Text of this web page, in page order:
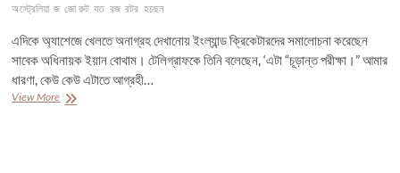
অস্ট্রেলিয়া জ জো রুট যত রজ রটর হচছন
এদিকে অ্যাশেজে খেলতে অনাগ্রহ দেখানোয় ইংল্যান্ড ক্রিকেটারদের সমালোচনা করেছেন
সাবেক অধিনায়ক ইয়ান বোথাম। টেলিগ্রাফকে তিনি বলেছেন, ‘এটা “চূড়ান্ত পরীক্ষা।” আমার
ধারণা, কেউ কেউ এটাতে আগ্রহী…
View Moreঅবশেষে